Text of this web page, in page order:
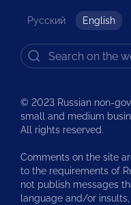
Русский English
© 2023 Russian non-
small and medium
All rights reserved.
Comments on the site
to the requirements of
not publish messages
language and/or